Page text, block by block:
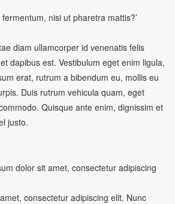
fermentum, nisi ut pharetra mattis?’
diam ullamcorper id venenatis felis
dapibus est. Vestibulum eget enim ligula,
erat, rutrum a bibendum eu, mollis eu
Duis rutrum vehicula quam, eget
Quisque ante enim, dignissim et
justo.
dolor sit amet, consectetur adipiscing
consectetur adipiscing elit. Nunc